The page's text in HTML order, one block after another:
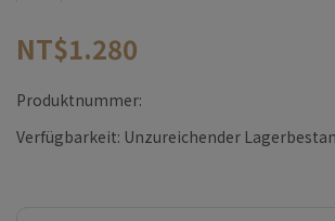
NT$1.280
Produktnummer:
Verfügbarkeit: Unzureichender